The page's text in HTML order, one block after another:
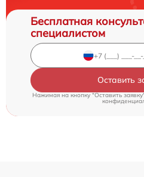
Бесплатная
специалистом
Оставить
Нажимая на кнопку "Оставить